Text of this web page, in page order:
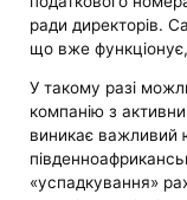
ради директорів.
що вже
У такому разі
компанію з
виникає важливий
«успадкування»